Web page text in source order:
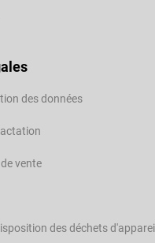
des données
vente
des déchets